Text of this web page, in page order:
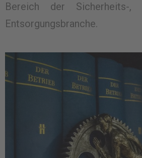
Bereich der Sicherheits-,
Entsorgungsbranche.